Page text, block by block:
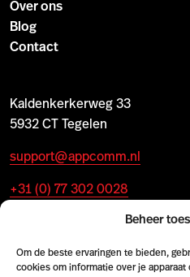
Beheer
Om de beste ervaringen te bieden,
cookies om informatie over je
Over ons
Blog
Contact
Kaldenkerkerweg 33
5932 CT Tegelen
support@appcomm.nl
+31 (0) 77 302 0028